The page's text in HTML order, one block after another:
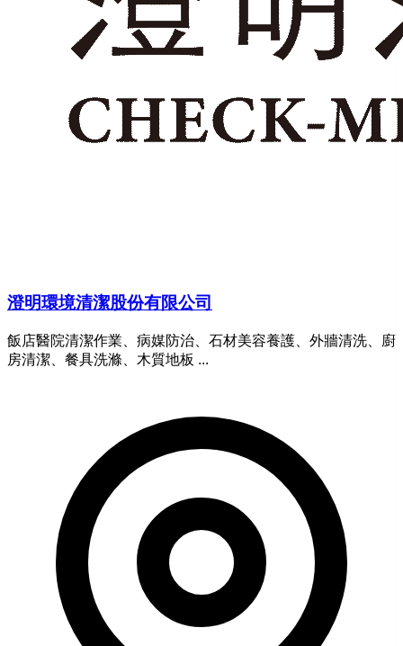
澄明環境清潔股份有限公司
飯店醫院清潔作業、病媒防治、石材美容養護、外牆清洗、廚
房清潔、餐具洗滌、木質地板 ...